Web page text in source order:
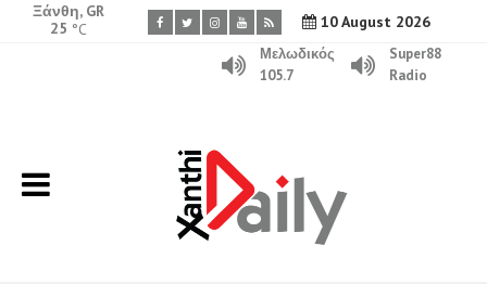
10 August 2026
Ξάνθη, GR
25 °C
Μελωδικός
105.7
Super88
Radio